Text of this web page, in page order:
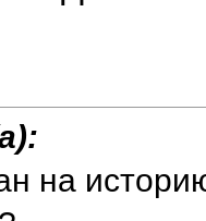
на